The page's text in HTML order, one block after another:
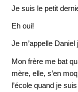
Je suis le petit
Eh oui!
Je m’appelle Daniel
Mon frère me bat
mère, elle, s’en
l’école quand je